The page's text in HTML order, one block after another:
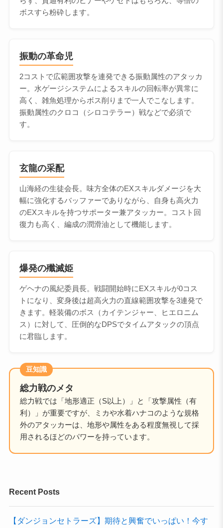
ボスすら粉砕します。
振動の革命児
2コストで広範囲攻撃を連発できる振動属性のアタッカ
ー。水ゲージシステムによるスキルの回転率が異常に
高く、雑魚処理からボス削りまで一人でこなします。
振動属性のクロコ（シロコテラー）戦などで必須で
す。
玄龍の采配
山海経の生徒会長。味方全体のEXスキルダメージを大
幅に強化するバッファーでありながら、自身も高火力
のEXスキルを持つサポーター兼アタッカー。コスト回
復力も高く、編成の潤滑油として機能します。
爆発の殲滅姫
ゲヘナの風紀委員長。戦闘開始時にEXスキルが0コス
トになり、変身後は超高火力の直線範囲攻撃を3連発で
きます。軽装備のボス（カイテンジャー、ヒエロニム
ス）に対して、圧倒的なDPSでタイムアタックの頂点
に君臨します。
豆知識
総力戦のメタ
総力戦では「地形適正（S以上）」と「攻撃属性（有
利）」が重要ですが、ミカや水着ハナコのような規格
外のアタッカーは、地形や属性をある程度無視して採
用されるほどのパワーを持っています。
Recent Posts
【ダンジョンセトラーズ】期待と興奮でいっぱい！今す